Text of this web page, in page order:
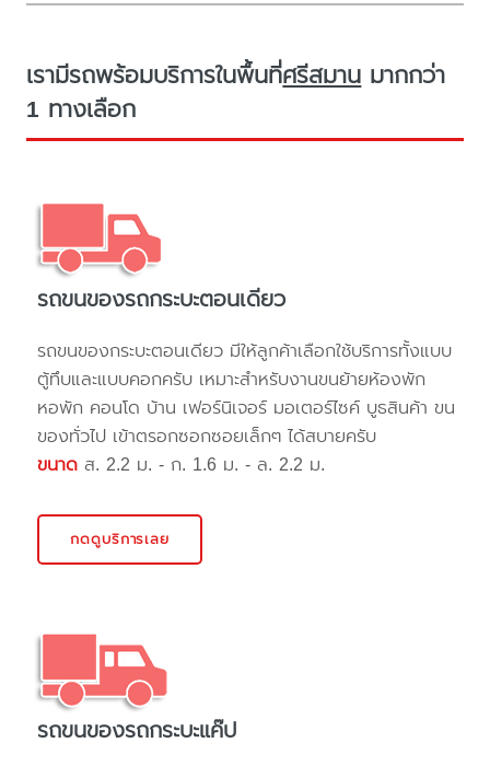
เรามีรถพร้อมบริการในพื้นที่ศรีสมาน มากกว่า
1 ทางเลือก
รถขนของรถกระบะตอนเดียว
รถขนของกระบะตอนเดียว มีให้ลูกค้าเลือกใช้บริการทั้งแบบ
ตู้ทึบและแบบคอกครับ เหมาะสำหรับงานขนย้ายห้องพัก
หอพัก คอนโด บ้าน เฟอร์นิเจอร์ มอเตอร์ไซค์ บูธสินค้า ขน
ของทั่วไป เข้าตรอกซอกซอยเล็กๆ ได้สบายครับ
ขนาด ส. 2.2 ม. - ก. 1.6 ม. - ล. 2.2 ม.
กดดูบริการเลย
รถขนของรถกระบะแค๊ป